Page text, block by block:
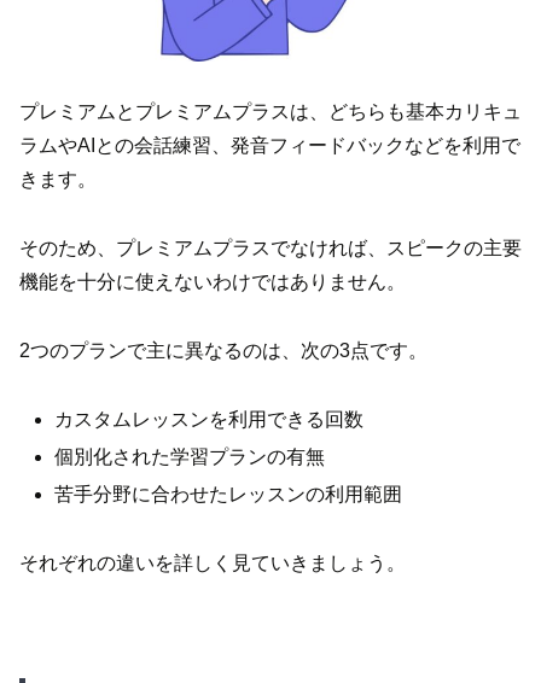
プレミアムとプレミアムプラスは、どちらも基本カリキュ
ラムやAIとの会話練習、発音フィードバックなどを利用で
きます。
そのため、プレミアムプラスでなければ、スピークの主要
機能を十分に使えないわけではありません。
2つのプランで主に異なるのは、次の3点です。
カスタムレッスンを利用できる回数
個別化された学習プランの有無
苦手分野に合わせたレッスンの利用範囲
それぞれの違いを詳しく見ていきましょう。